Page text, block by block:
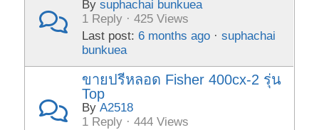
Bysuphachai bunkuea
1 Reply · 425 Views
Last post:6 months ago ·suphachai
bunkuea
ขายปรีหลอด Fisher 400cx-2 รุ่น
Top
ByA2518
1 Reply · 444 Views